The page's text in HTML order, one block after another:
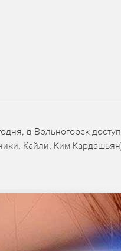
в Вольногорск
Кайли, Ким